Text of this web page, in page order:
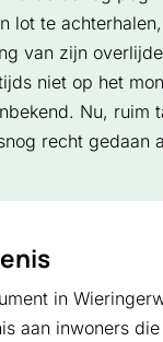
lot te
van zijn
niet op het
Nu, ruim
recht gedaan
in
aan inwoners